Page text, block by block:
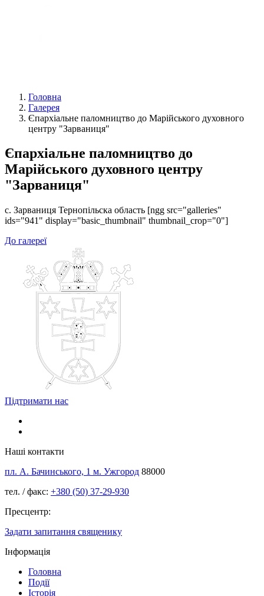
Головна
Галерея
Єпархіальне паломництво до Марійського духовного
центру "Зарваниця"
Єпархіальне паломництво до
Марійського духовного центру
"Зарваниця"
с. Зарваниця Тернопільска область [ngg src="galleries"
ids="941" display="basic_thumbnail" thumbnail_crop="0"]
До галереї
Підтримати нас
Наші контакти
пл. А. Бачинського, 1 м. Ужгород 88000
тел. / факс: +380 (50) 37-29-930
Пресцентр:
Задати запитання священику
Інформація
Головна
Події
Історія